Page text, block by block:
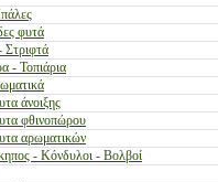
φυτά
Στριφτά
- Τοπιάρια
άνοιξης
φθινοπώρου
αρωματικών
- Κόνδυλοι - Βολβοί